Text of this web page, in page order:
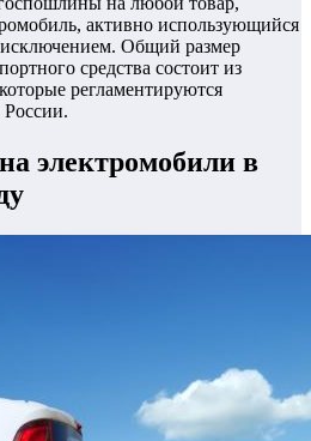
активно использующийся
исключением. Общий размер
средства состоит из
регламентируются
России.
электромобили в